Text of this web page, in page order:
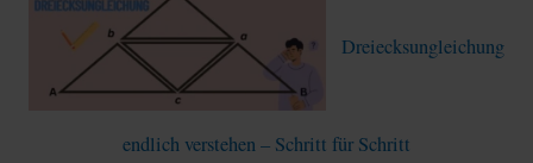
Dreiecksungleichung
endlich verstehen – Schritt für Schritt